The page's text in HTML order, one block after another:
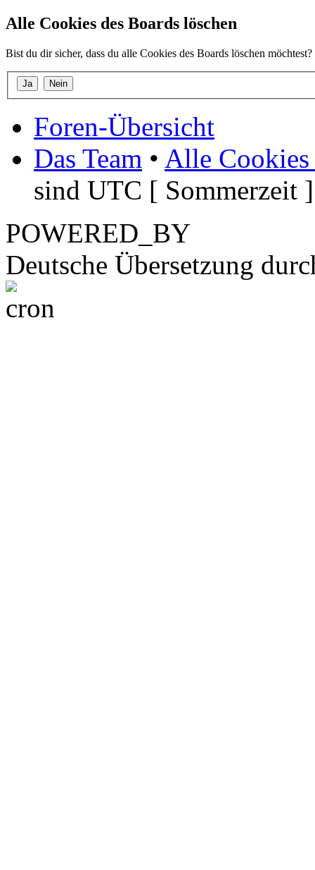
Alle Cookies des Boards löschen
Bist du dir sicher, dass du alle Cookies des Boards löschen möchtest?
Foren-Übersicht
Das Team • Alle Cookies
sind UTC [ Sommerzeit ]
POWERED_BY
Deutsche Übersetzung